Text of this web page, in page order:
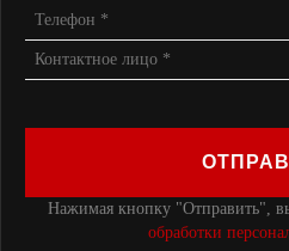
Нажимая кнопку "Отправить",
обработки